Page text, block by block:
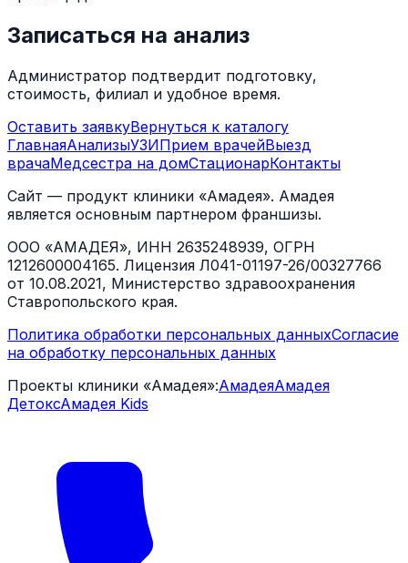
Записаться на анализ
Администратор подтвердит подготовку,
стоимость, филиал и удобное время.
Оставить заявкуВернуться к каталогу
ГлавнаяАнализыУЗИПрием врачейВыезд
врачаМедсестра на домСтационарКонтакты
Сайт — продукт клиники «Амадея». Амадея
является основным партнером франшизы.
ООО «АМАДЕЯ», ИНН 2635248939, ОГРН
1212600004165. Лицензия Л041-01197-26/00327766
от 10.08.2021, Министерство здравоохранения
Ставропольского края.
Политика обработки персональных данныхСогласие
на обработку персональных данных
Проекты клиники «Амадея»:АмадеяАмадея
ДетоксАмадея Kids